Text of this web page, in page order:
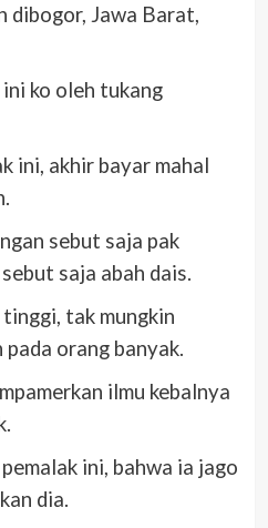
dibogor, Jawa Barat,
ko oleh tukang
ini, akhir bayar mahal
sebut saja pak
saja abah dais.
tak mungkin
orang banyak.
ilmu kebalnya
ini, bahwa ia jago
dia.